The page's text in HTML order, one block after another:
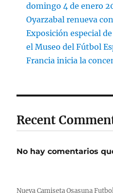
domingo 4 de enero
Oyarzabal renueva
Exposición especial
el Museo del Fútbol
Francia inicia la
Recent
No hay comentarios
Nueva Camiseta Osasuna